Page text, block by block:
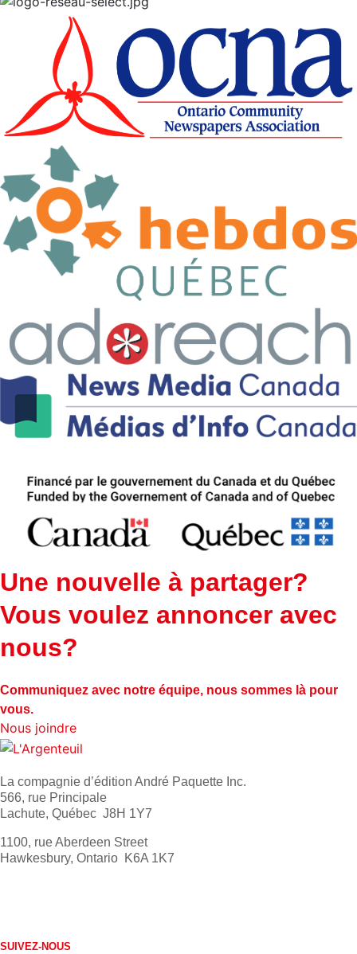
Une nouvelle à partager?
Vous voulez annoncer avec
nous?
Communiquez avec notre équipe, nous sommes là pour
vous.
Nous joindre
La compagnie d’édition André Paquette Inc.
566, rue Principale
Lachute, Québec J8H 1Y7
1100, rue Aberdeen Street
Hawkesbury, Ontario K6A 1K7
SUIVEZ-NOUS